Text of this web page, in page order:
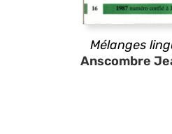
Mélanges
Anscombre